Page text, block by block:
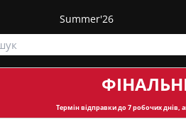
Summer'26
Термін відправкидо 7 робочих днів,